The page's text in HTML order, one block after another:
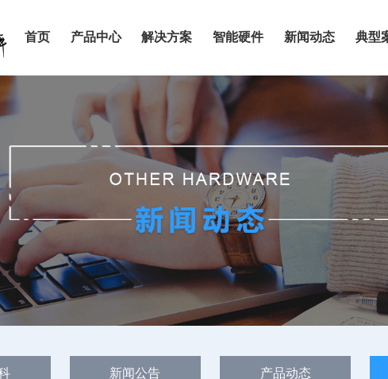
首页 产品中心 解决方案 智能硬件 新闻动态 典型
新闻公告 产品动态